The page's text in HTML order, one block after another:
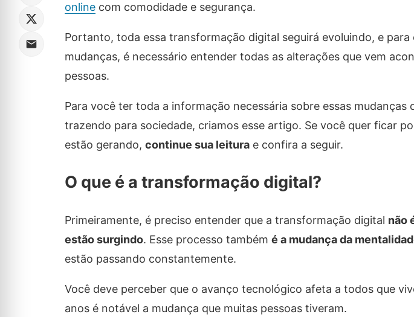
onlinecom comodidade e segurança.
Portanto, toda essa transformação digital seguirá evoluindo, e
mudanças, é necessário entender todas as alterações que vem
pessoas.
Para você ter toda a informação necessária sobre essas
trazendo para sociedade, criamos esse artigo. Se você quer ficar
estão gerando, continue sua leiturae confira a seguir.
O que é a transformação digital?
Primeiramente, é preciso entender que a transformação digital não
estão surgindo. Esse processo também é a mudança da
estão passando constantemente.
Você deve perceber que o avanço tecnológico afeta a todos que
anos é notável a mudança que muitas pessoas tiveram.